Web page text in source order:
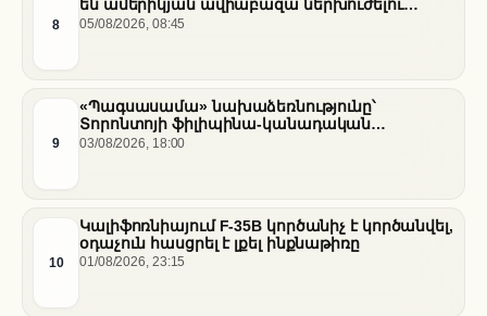
8
են ամերիկյան ավիաբազա ներխուժելու
համար
05/08/2026, 08:45
9
«Պագսասամա» նախաձեռնությունը՝
Տորոնտոյի ֆիլիպինա-կանադական
արվեստագետների համար
03/08/2026, 18:00
10
Կալիֆոռնիայում F-35B կործանիչ է կործանվել,
օդաչուն հասցրել է լքել ինքնաթիռը
01/08/2026, 23:15